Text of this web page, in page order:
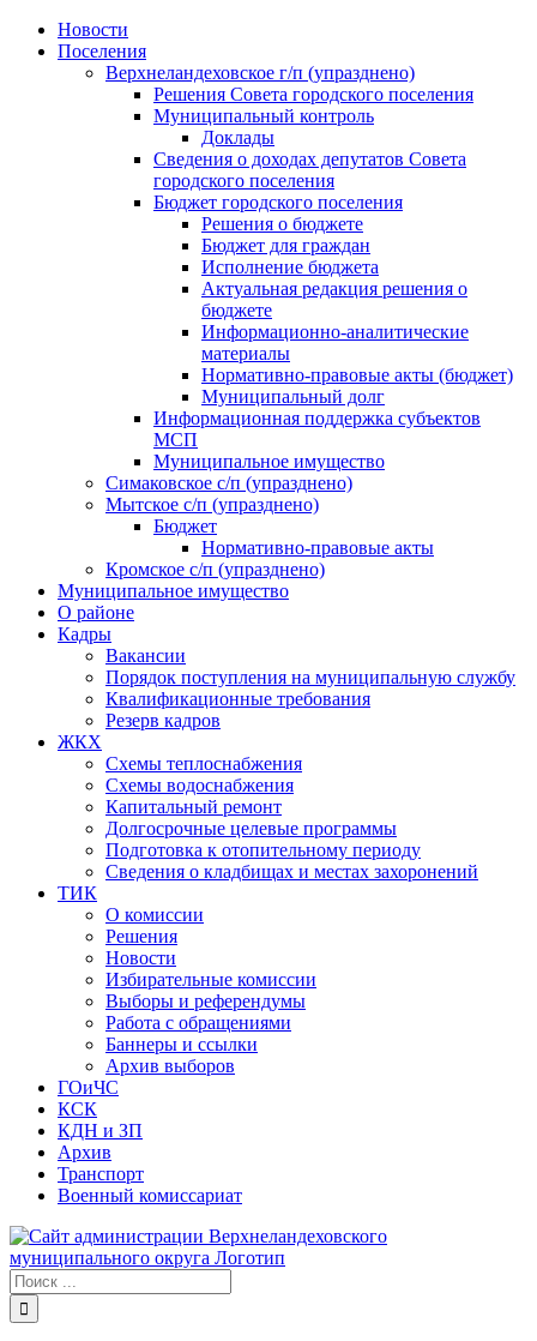
Skip
Новости
Поселения
Верхнеландеховское г/п (упразднено)
Решения Совета городского поселения
Муниципальный контроль
Доклады
Сведения о доходах депутатов Совета
городского поселения
Бюджет городского поселения
Решения о бюджете
Бюджет для граждан
Исполнение бюджета
Актуальная редакция решения о
бюджете
Информационно-аналитические
материалы
Нормативно-правовые акты (бюджет)
Муниципальный долг
Информационная поддержка субъектов
МСП
Муниципальное имущество
Симаковское с/п (упразднено)
Мытское с/п (упразднено)
Бюджет
Нормативно-правовые акты
Кромское с/п (упразднено)
Муниципальное имущество
О районе
Кадры
Вакансии
Порядок поступления на муниципальную службу
Квалификационные требования
Резерв кадров
ЖКХ
Схемы теплоснабжения
Схемы водоснабжения
Капитальный ремонт
Долгосрочные целевые программы
Подготовка к отопительному периоду
Сведения о кладбищах и местах захоронений
ТИК
О комиссии
Решения
Новости
Избирательные комиссии
Выборы и референдумы
Работа с обращениями
Баннеры и ссылки
Архив выборов
ГОиЧС
КСК
КДН и ЗП
Архив
Транспорт
Военный комиссариат
Результат
поиска: